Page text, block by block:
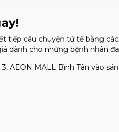
tiếp câu chuyện tử tế bằng
dành cho những bệnh nhân
AEON MALL Bình Tân vào